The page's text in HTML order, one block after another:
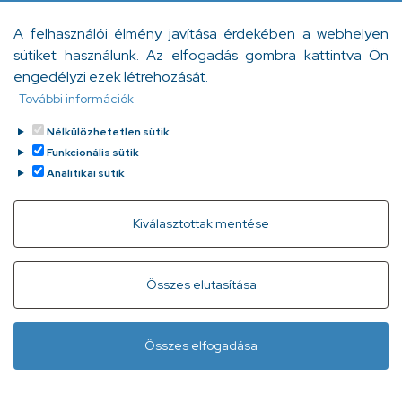
A felhasználói élmény javítása érdekében a webhelyen
sütiket használunk. Az elfogadás gombra kattintva Ön
engedélyzi ezek létrehozását.
További információk
Nélkülözhetetlen sütik
Funkcionális sütik
Analitikai sütik
Kiválasztottak mentése
Összes elutasítása
Withdraw consent
Összes elfogadása
Az iskolai bántalmazásról szóló online felmérések során
kiderült, hogy sokan mind az áldozat, mind pedig az
elkövető szerepében voltak már.
2023. július 19.
Gyorslinkek
Adatvédelem Kapcsolat
+ 36 1 296 2556(normál díjas, 8:00-20:00 között
hívható)